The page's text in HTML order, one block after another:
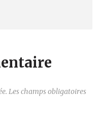
Les champs obligatoires